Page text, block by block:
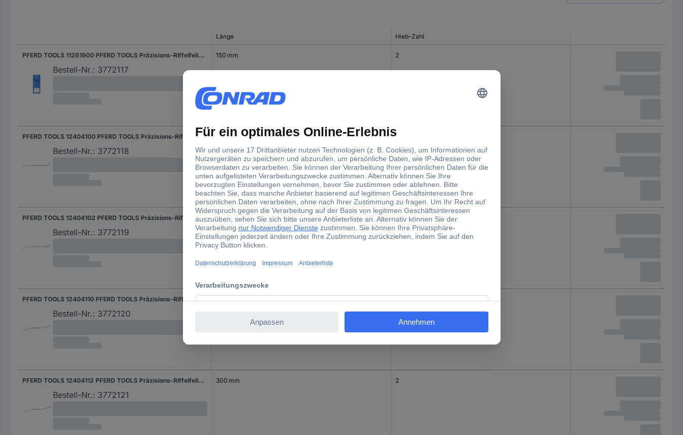
Länge Hieb-Zahl
PFERD TOOLS 11261900 PFERD TOOLS Präzisions-Riffelfeilen-Set Typ SB900 150mm Schweizer Hieb 2, mittel-fein Länge 150 mm 1 Set
Bestell-Nr.: 3772117
150 mm 2
PFERD TOOLS 12404100 PFERD TOOLS Präzisions-Riffelfeile Typ 410 P 300mm Schweizer Hieb 0, grob Länge 300 mm 6 St.
Bestell-Nr.: 3772118
300 mm 0
PFERD TOOLS 12404102 PFERD TOOLS Präzisions-Riffelfeile Typ 410 P 300mm Schweizer Hieb 2, mittel-fein Länge 300 mm 6 St.
Bestell-Nr.: 3772119
300 mm 2
PFERD TOOLS 12404110 PFERD TOOLS Präzisions-Riffelfeile Typ 411 P 300mm Schweizer Hieb 0, grob Länge 300 mm 6 St.
Bestell-Nr.: 3772120
300 mm 0
PFERD TOOLS 12404112 PFERD TOOLS Präzisions-Riffelfeile Typ 411 P 300mm Schweizer Hieb 2, mittel-fein Länge 300 mm 6 St.
Bestell-Nr.: 3772121
300 mm 2